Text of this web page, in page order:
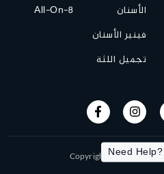
All-On-8
الأسنان
فينير الأسنان
تجميل اللثة
Copyright © 2019 All-
Need